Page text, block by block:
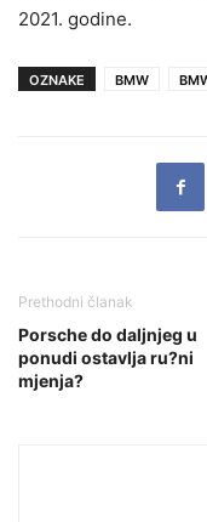
2021. godine.
OZNAKE BMW
Prethodni članak
Porsche do daljnjeg u
ponudi ostavlja ru?ni
mjenja?